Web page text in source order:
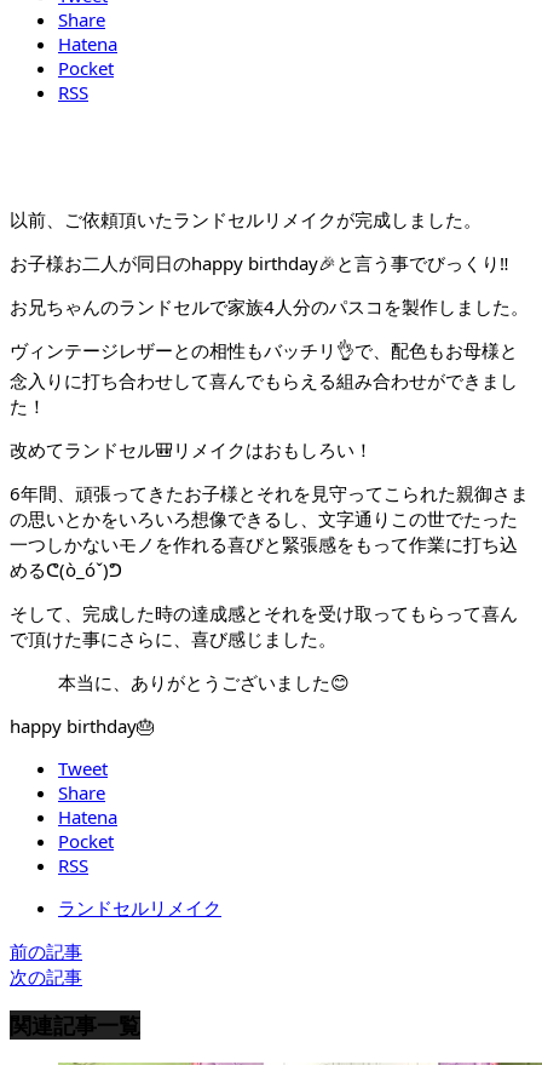
Share
Hatena
Pocket
RSS
以前、ご依頼頂いたランドセルリメイクが完成しました。
お子様お二人が同日のhappy birthday🎉と言う事でびっくり‼️
お兄ちゃんのランドセルで家族4人分のパスコを製作しました。
ヴィンテージレザーとの相性もバッチリ👌で、配色もお母様と
念入りに打ち合わせして喜んでもらえる組み合わせができまし
た！
改めてランドセル🎒リメイクはおもしろい！
6年間、頑張ってきたお子様とそれを見守ってこられた親御さま
の思いとかをいろいろ想像できるし、文字通りこの世でたった
一つしかないモノを作れる喜びと緊張感をもって作業に打ち込
めるᕦ(ò_óˇ)ᕤ
そして、完成した時の達成感とそれを受け取ってもらって喜ん
で頂けた事にさらに、喜び感じました。
本当に、ありがとうございました😊
happy birthday🎂
Tweet
Share
Hatena
Pocket
RSS
ランドセルリメイク
前の記事
次の記事
関連記事一覧